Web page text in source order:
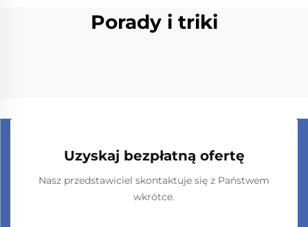
Porady i triki
Uzyskaj bezpłatną ofertę
Nasz przedstawiciel skontaktuje się z Państwem
wkrótce.